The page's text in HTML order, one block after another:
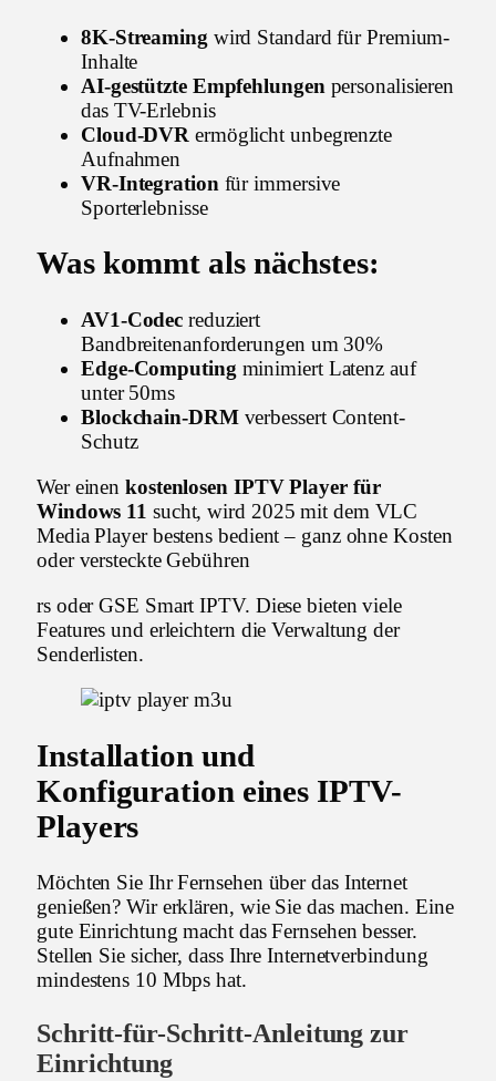
8K-Streaming wird Standard für Premium-
Inhalte
AI-gestützte Empfehlungen personalisieren
das TV-Erlebnis
Cloud-DVR ermöglicht unbegrenzte
Aufnahmen
VR-Integration für immersive
Sporterlebnisse
Was kommt als nächstes:
AV1-Codec reduziert
Bandbreitenanforderungen um 30%
Edge-Computing minimiert Latenz auf
unter 50ms
Blockchain-DRMverbessert Content-
Schutz
Wer einenkostenlosen IPTV Player für
Windows 11 sucht, wird 2025 mit dem VLC
Media Player bestens bedient – ganz ohne Kosten
oder versteckte Gebühren
rs oder GSE Smart IPTV. Diese bieten viele
Features und erleichtern die Verwaltung der
Senderlisten.
Installation und
Konfiguration eines IPTV-
Players
Möchten Sie Ihr Fernsehen über das Internet
genießen? Wir erklären, wie Sie das machen. Eine
gute Einrichtung macht das Fernsehen besser.
Stellen Sie sicher, dass Ihre Internetverbindung
mindestens 10 Mbps hat.
Schritt-für-Schritt-Anleitung zur
Einrichtung